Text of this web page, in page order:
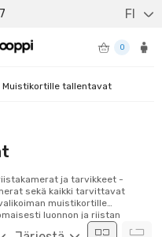
FI
0
Muistikortille tallentavat
ja tarvikkeet -
sekä kaikki tarvittavat
muistikortille
luonnon ja riistan
helposti verkosta!